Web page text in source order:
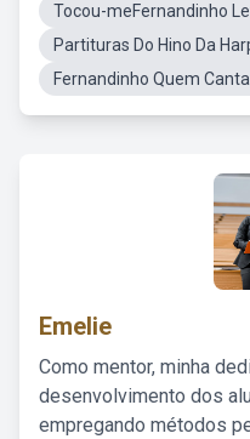
Tocou-meFernandinho
Partituras Do Hino Da
Fernandinho Quem
Emelie
Como mentor, minha
desenvolvimento dos
empregando métodos